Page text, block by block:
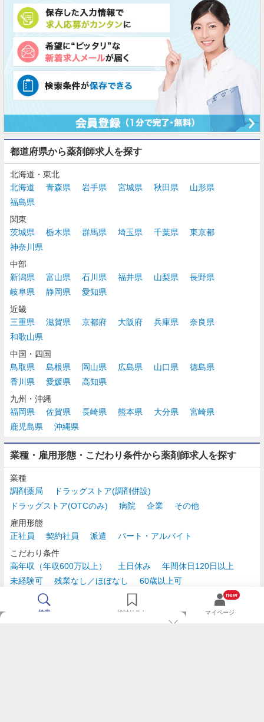
都道府県から薬剤師求人を探す
北海道・東北
北海道
青森県 岩手県 宮城県 秋田県
山形県
福島県
関東
茨城県
栃木県 群馬県 埼玉県 千葉県
東京都
神奈川県
中部
新潟県
富山県 石川県 福井県 山梨県
長野県
岐阜県
静岡県
愛知県
近畿
三重県
滋賀県 京都府 大阪府 兵庫県
奈良県
和歌山県
中国・四国
鳥取県
島根県 岡山県 広島県 山口県
徳島県
香川県
愛媛県
高知県
九州・沖縄
福岡県
佐賀県 長崎県 熊本県 大分県
宮崎県
鹿児島県
沖縄県
業種・雇用形態・こだわり条件から薬剤師求人を探す
業種
調剤薬局
ドラッグストア(調剤併設)
ドラッグストア(OTCのみ)
病院 企業
その他
雇用形態
正社員
契約社員 派遣
パート・アルバイト
こだわり条件
高年収（年収600万以上）
土日休み
年間休日120日以上
未経験可
残業なし／ほぼなし
60歳以上可
時給2,500円以上
検索 検討リスト
new
マイページ